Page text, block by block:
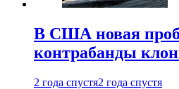
В США новая
контрабанды
2 года спустя2 года спустя